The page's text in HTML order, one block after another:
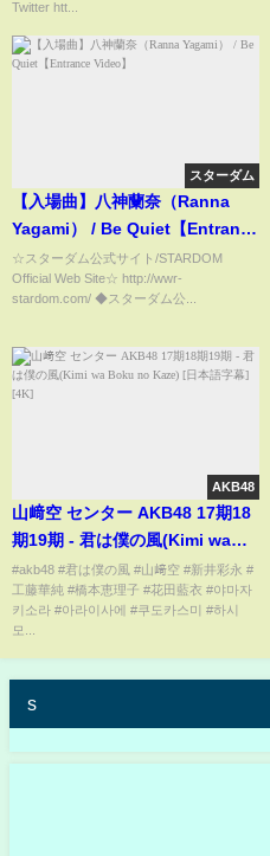
Twitter htt...
スターダム
【入場曲】八神蘭奈（Ranna
Yagami） / Be Quiet【Entrance
Video】
☆スターダム公式サイト/STARDOM
Official Web Site☆ http://wwr-
stardom.com/ ◆スターダム公...
AKB48
山﨑空 センター AKB48 17期18
期19期 - 君は僕の風(Kimi wa
Boku no Kaze) [日本語字幕]
[4K]
#akb48 #君は僕の風 #山﨑空 #新井彩永 #
工藤華純 #橋本恵理子 #花田藍衣 #야마자
키소라 #아라이사에 #쿠도카스미 #하시
모...
s